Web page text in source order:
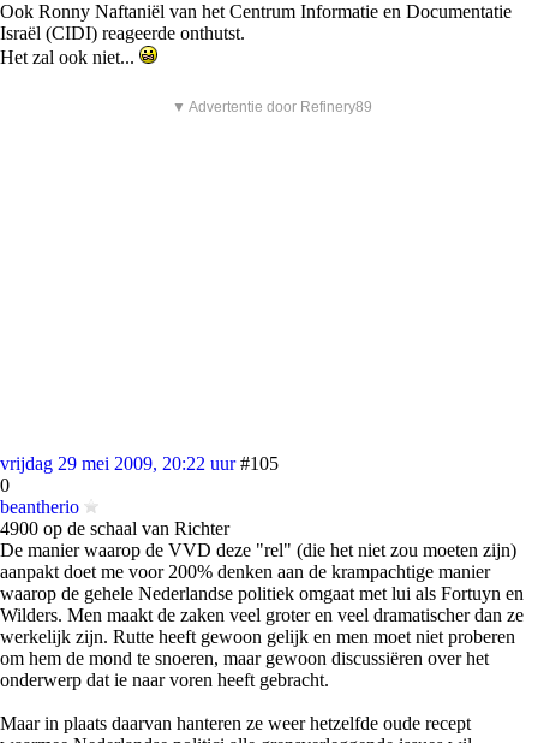
Ook Ronny Naftaniël van het Centrum Informatie en Documentatie
Israël (CIDI) reageerde onthutst.
Het zal ook niet...
▼ Advertentie door Refinery89
vrijdag 29 mei 2009, 20:22 uur #105
0
beantherio
4900 op de schaal van Richter
De manier waarop de VVD deze "rel" (die het niet zou moeten zijn)
aanpakt doet me voor 200% denken aan de krampachtige manier
waarop de gehele Nederlandse politiek omgaat met lui als Fortuyn en
Wilders. Men maakt de zaken veel groter en veel dramatischer dan ze
werkelijk zijn. Rutte heeft gewoon gelijk en men moet niet proberen
om hem de mond te snoeren, maar gewoon discussiëren over het
onderwerp dat ie naar voren heeft gebracht.
Maar in plaats daarvan hanteren ze weer hetzelfde oude recept